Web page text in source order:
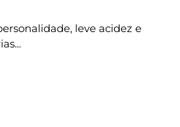
leve acidez e